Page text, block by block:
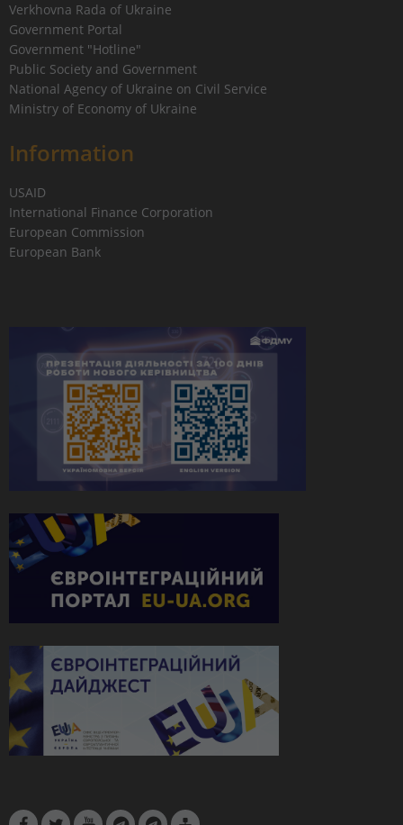
Verkhovna Rada of Ukraine
Government Portal
Government "Hotline"
Public Society and Government
National Agency of Ukraine on Civil Service
Ministry of Economy of Ukraine
Information
USAID
International Finance Corporation
European Commission
European Bank